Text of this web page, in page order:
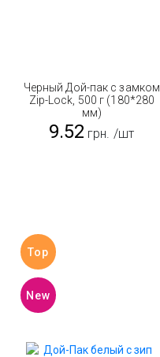
Черный Дой-пак с замком
Zip-Lock, 500 г (180*280
мм)
9.52 грн. /шт
Top
New